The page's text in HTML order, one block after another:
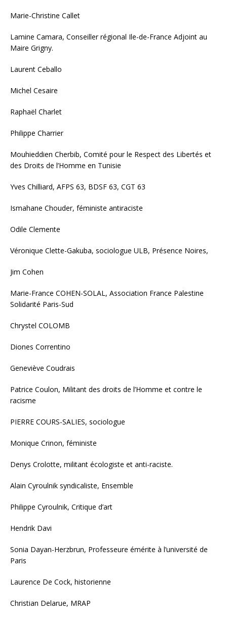
Marie-Christine Callet
Lamine Camara, Conseiller régional Ile-de-France Adjoint au
Maire Grigny.
Laurent Ceballo
Michel Cesaire
Raphaël Charlet
Philippe Charrier
Mouhieddien Cherbib, Comité pour le Respect des Libertés et
des Droits de l’Homme en Tunisie
Yves Chilliard, AFPS 63, BDSF 63, CGT 63
Ismahane Chouder, féministe antiraciste
Odile Clemente
Véronique Clette-Gakuba, sociologue ULB, Présence Noires,
Jim Cohen
Marie-France COHEN-SOLAL, Association France Palestine
Solidarité Paris-Sud
Chrystel COLOMB
Diones Correntino
Geneviève Coudrais
Patrice Coulon, Militant des droits de l’Homme et contre le
racisme
PIERRE COURS-SALIES, sociologue
Monique Crinon, féministe
Denys Crolotte, militant écologiste et anti-raciste.
Alain Cyroulnik syndicaliste, Ensemble
Philippe Cyroulnik, Critique d’art
Hendrik Davi
Sonia Dayan-Herzbrun, Professeure émérite à l’université de
Paris
Laurence De Cock, historienne
Christian Delarue, MRAP